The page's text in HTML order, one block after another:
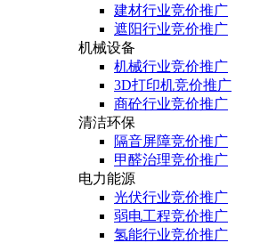
建材行业竞价推广
遮阳行业竞价推广
机械设备
机械行业竞价推广
3D打印机竞价推广
商砼行业竞价推广
清洁环保
隔音屏障竞价推广
甲醛治理竞价推广
电力能源
光伏行业竞价推广
弱电工程竞价推广
氢能行业竞价推广